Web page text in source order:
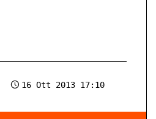
16 Ott 2013 17:10